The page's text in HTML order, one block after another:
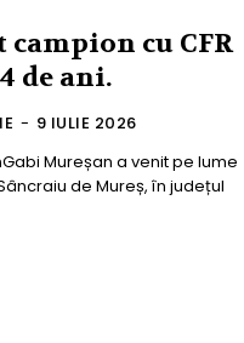
cu CFR
de ani.
- 9 IULIE 2026
Mureșan a venit pe lume
de Mureș, în județul